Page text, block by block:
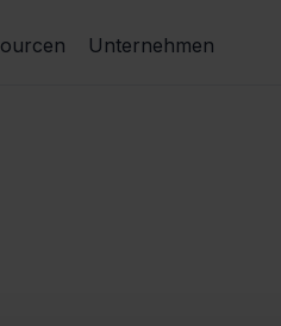
Unternehmen